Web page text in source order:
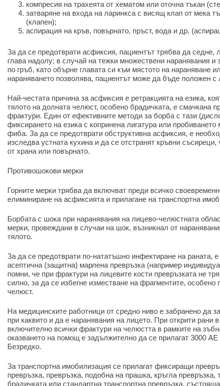
компресия на трахеята от хематом или оточна тъкан
затваряне на входа на ларинкса с висящ клап от мека
(клапен);
аспирация на кръв, повърнато, пръст, вода и др.
За да се предотврати асфиксия, пациентът трябва да седне,
глава надолу; в случай на тежки множествени наранявания и
по гръб, като обърне главата си към мястото на нараняване
нараняването позволява, пациентът може да бъде положен с
Най-честата причина за асфиксия е ретракцията на езика,
тялото на долната челюст, особено брадичката, е смачканa
фрактури. Един от ефективните методи за борба с тази
фиксирането на езика с копринена лигатура или
фиба. За да се предотврати обструктивна асфиксия, е
изследва устната кухина и да се отстранят кръвни
от храна или повърнато.
Противошокови мерки
Горните мерки трябва да включват преди всичко
елиминиране на асфиксията и прилагане на транспортна
Борбата с шока при наранявания на лицево-челюстната
мерки, провеждани в случаи на шок, възникнал от
тялото.
За да се предотврати по-нататъшно инфектиране на раната,
асептична (защитна) марлена превръзка (например
помни, че при фрактури на лицевите кости превръзката не
силно, за да се избегне изместване на фрагментите, особено
челюст.
На медицинските работници от средно ниво е забранено да
при каквито и да е наранявания на лицето. При открити рани
включително всички фрактури на челюстта в рамките на
оказването на помощ е задължително да се прилагат 3000 АЕ
Безредко.
За транспортна имобилизация се прилагат фиксиращи
превръзка, превръзка, подобна на прашка, кръгла превръзка,
брадичката или стандартна транспортна превръзка,